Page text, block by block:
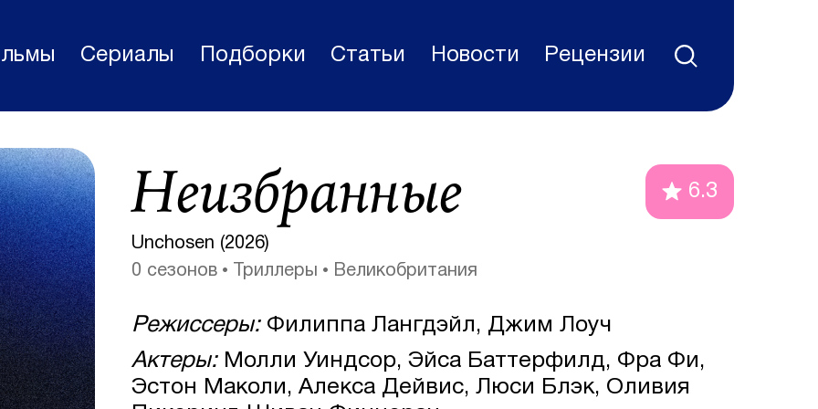
Статьи
Сериалы
Новости
Подборки
Рецензии
О нас
Авторы
Сериалы Подборки Статьи Новости Рецензии
Неизбранные 6.3
Unchosen (2026)
0 сезонов
Триллеры Великобритания
Режиссеры:Филиппа Лангдэйл, Джим Лоуч
Актеры:Молли Уиндсор, Эйса Баттерфилд, Фра Фи,
Эстон Маколи, Алекса Дейвис, Люси Блэк, Оливия